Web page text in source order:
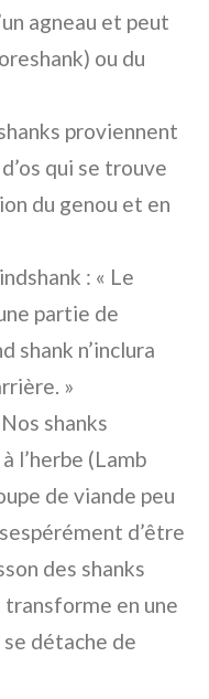
agneau et peut
ou du
proviennent
qui se trouve
du genou et en
: « Le
partie de
shank n’inclura
»
shanks
l’herbe (Lamb
de viande peu
d’être
des shanks
transforme en une
détache de